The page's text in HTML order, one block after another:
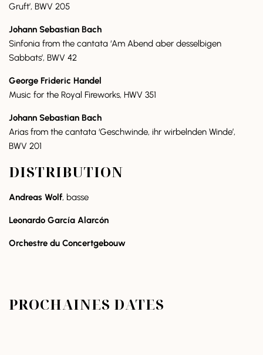
Gruft’, BWV 205
Johann Sebastian Bach
Sinfonia from the cantata ‘Am Abend aber desselbigen
Sabbats’, BWV 42
George Frideric Handel
Music for the Royal Fireworks, HWV 351
Johann Sebastian Bach
Arias from the cantata ‘Geschwinde, ihr wirbelnden Winde’,
BWV 201
DISTRIBUTION
Andreas Wolf, basse
Leonardo García Alarcón
Orchestre du Concertgebouw
PROCHAINES DATES